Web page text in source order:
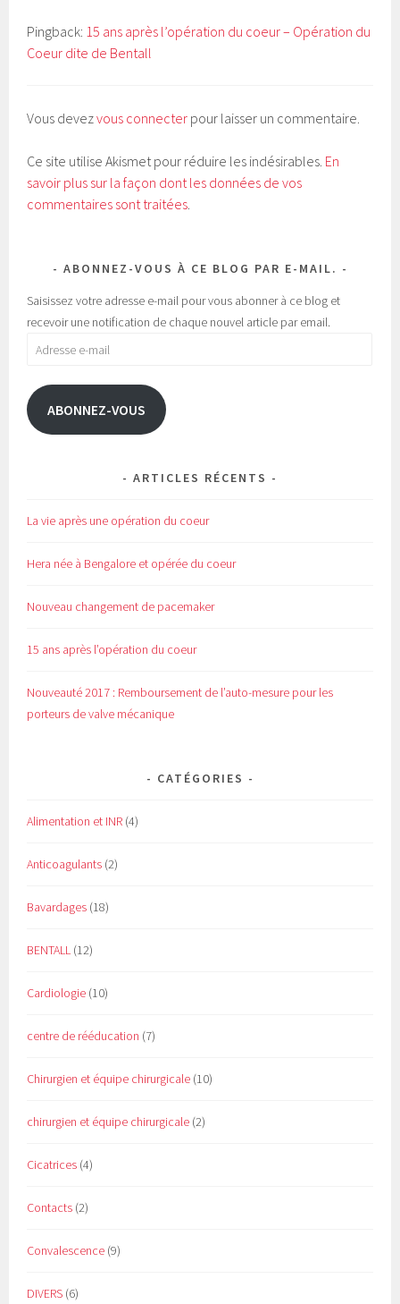
Pingback: 15 ans après l’opération du coeur – Opération du
Coeur dite de Bentall
Vous devezvous connecter pour laisser un commentaire.
Ce site utilise Akismet pour réduire les indésirables. En
savoir plus sur la façon dont les données de vos
commentaires sont traitées.
ABONNEZ-VOUS À CE BLOG PAR E-MAIL.
Saisissez votre adresse e-mail pour vous abonner à ce blog et
recevoir une notification de chaque nouvel article par email.
Adresse
mail
ABONNEZ-VOUS
ARTICLES RÉCENTS
La vie après une opération du coeur
Hera née à Bengalore et opérée du coeur
Nouveau changement de pacemaker
15 ans après l’opération du coeur
Nouveauté 2017 : Remboursement de l’auto-mesure pour les
porteurs de valve mécanique
CATÉGORIES
Alimentation et INR (4)
Anticoagulants (2)
Bavardages (18)
BENTALL (12)
Cardiologie (10)
centre de rééducation (7)
Chirurgien et équipe chirurgicale (10)
chirurgien et équipe chirurgicale (2)
Cicatrices (4)
Contacts (2)
Convalescence (9)
DIVERS (6)